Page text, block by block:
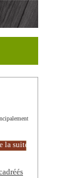
la suite